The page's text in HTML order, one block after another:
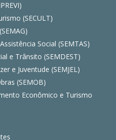
(SECULT)
Social (SEMTAS)
e Trânsito (SEMDEST)
e Juventude (SEMJEL)
(SEMOB)
Econômico e Turismo